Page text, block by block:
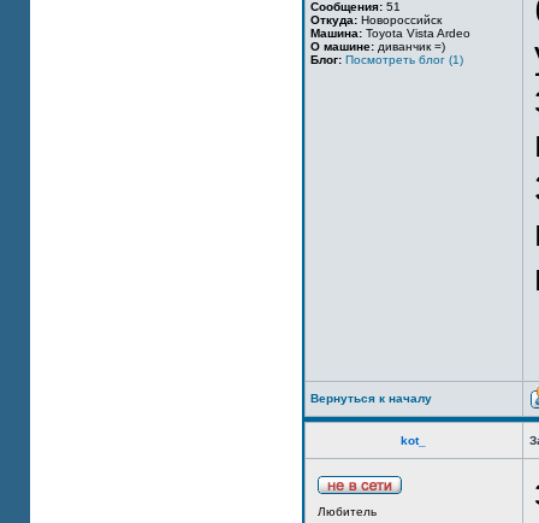
Сообщения: 51
Откуда: Новороссийск
Машина: Toyota Vista Ardeo
О машине: диванчик =)
Блог: Посмотреть блог (1)
Вернуться к началу
kot_
Любитель